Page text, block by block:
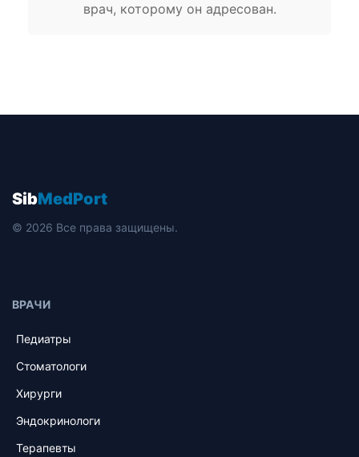
врач, которому он адресован.
SibMedPort
© 2026 Все права защищены.
ВРАЧИ
Педиатры
Стоматологи
Хирурги
Эндокринологи
Терапевты